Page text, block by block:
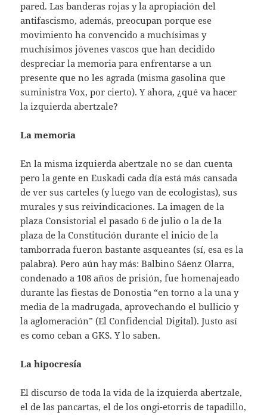
pared. Las banderas rojas y la apropiación del
antifascismo, además, preocupan porque ese
movimiento ha convencido a muchísimas y
muchísimos jóvenes vascos que han decidido
despreciar la memoria para enfrentarse a un
presente que no les agrada (misma gasolina que
suministra Vox, por cierto). Y ahora, ¿qué va hacer
la izquierda abertzale?
La memoria
En la misma izquierda abertzale no se dan cuenta
pero la gente en Euskadi cada día está más cansada
de ver sus carteles (y luego van de ecologistas), sus
murales y sus reivindicaciones. La imagen de la
plaza Consistorial el pasado 6 de julio o la de la
plaza de la Constitución durante el inicio de la
tamborrada fueron bastante asqueantes (sí, esa es la
palabra). Pero aún hay más: Balbino Sáenz Olarra,
condenado a 108 años de prisión, fue homenajeado
durante las fiestas de Donostia “en torno a la una y
media de la madrugada, aprovechando el bullicio y
la aglomeración” (El Confidencial Digital). Justo así
es como ceban a GKS. Y lo saben.
La hipocresía
El discurso de toda la vida de la izquierda abertzale,
el de las pancartas, el de los ongi-etorris de tapadillo,